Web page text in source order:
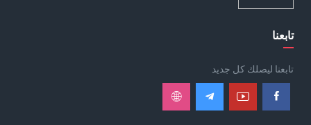
تابعنا
تابعنا ليصلك كل جديد